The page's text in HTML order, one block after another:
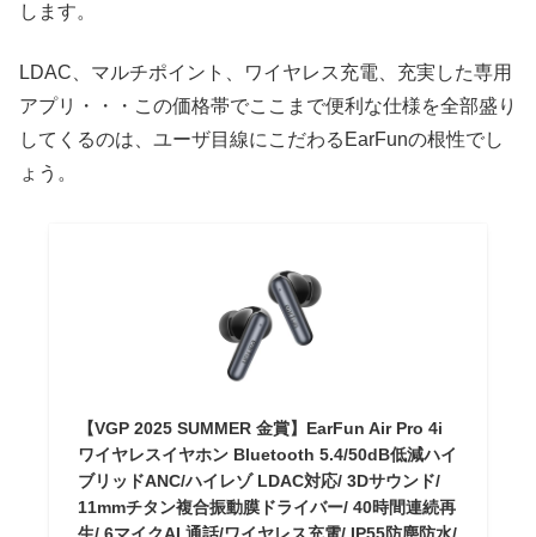
します。
LDAC、マルチポイント、ワイヤレス充電、充実した専用
アプリ・・・この価格帯でここまで便利な仕様を全部盛り
してくるのは、ユーザ目線にこだわるEarFunの根性でし
ょう。
【VGP 2025 SUMMER 金賞】EarFun Air Pro 4i
ワイヤレスイヤホン Bluetooth 5.4/50dB低減ハイ
ブリッドANC/ハイレゾ LDAC対応/ 3Dサウンド/
11mmチタン複合振動膜ドライバー/ 40時間連続再
生/ 6マイクAI 通話/ワイヤレス充電/ IP55防塵防水/